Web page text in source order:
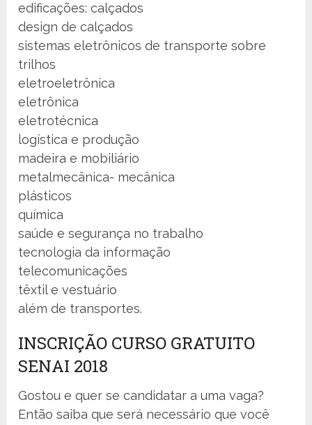
edificações: calçados
design de calçados
sistemas eletrônicos de transporte sobre
trilhos
eletroeletrônica
eletrônica
eletrotécnica
logística e produção
madeira e mobiliário
metalmecânica- mecânica
plásticos
química
saúde e segurança no trabalho
tecnologia da informação
telecomunicações
têxtil e vestuário
além de transportes.
INSCRIÇÃO CURSO GRATUITO
SENAI 2018
Gostou e quer se candidatar a uma vaga?
Então saiba que será necessário que você